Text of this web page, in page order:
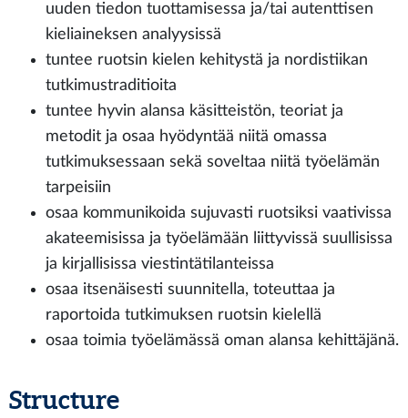
uuden tiedon tuottamisessa ja/tai autenttisen
kieliaineksen analyysissä
tuntee ruotsin kielen kehitystä ja nordistiikan
tutkimustraditioita
tuntee hyvin alansa käsitteistön, teoriat ja
metodit ja osaa hyödyntää niitä omassa
tutkimuksessaan sekä soveltaa niitä työelämän
tarpeisiin
osaa kommunikoida sujuvasti ruotsiksi vaativissa
akateemisissa ja työelämään liittyvissä suullisissa
ja kirjallisissa viestintätilanteissa
osaa itsenäisesti suunnitella, toteuttaa ja
raportoida tutkimuksen ruotsin kielellä
osaa toimia työelämässä oman alansa kehittäjänä.
Structure